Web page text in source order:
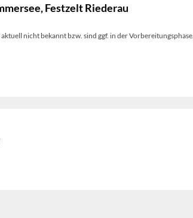
Festzelt Riederau
nicht bekannt bzw. sind ggf. in der Vorbereitungsphase.